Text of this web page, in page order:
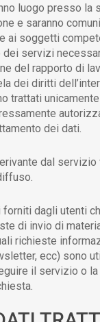
luogo presso la
e saranno
ai soggetti
dei servizi
del rapporto di
dei diritti
trattati
dei dati.
dal servizio
dagli utenti
di invio di
richieste
ecc) sono
il servizio o la